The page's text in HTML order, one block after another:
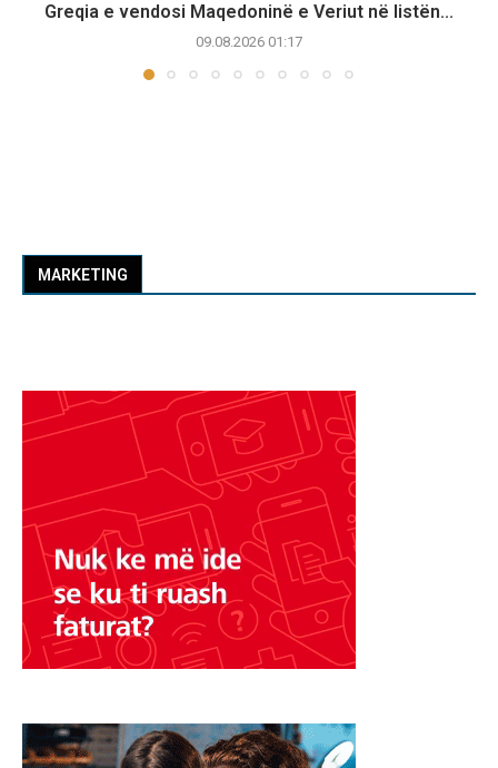
Greqia e vendosi Maqedoninë e Veriut në listën...
09.08.2026 01:17
MARKETING